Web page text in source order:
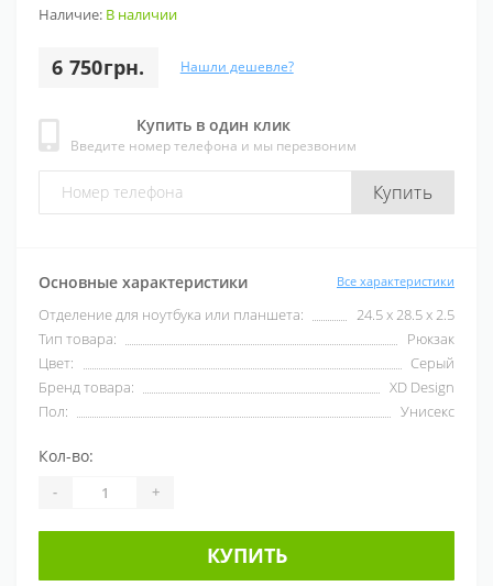
Наличие: В наличии
6 750грн. Нашли дешевле?
Купить в один клик
Введите номер телефона и мы перезвоним
Купить
Основные характеристики Все характеристики
Отделение для ноутбука или планшета:
24.5 x 28.5 x 2.5
Тип товара:
Рюкзак
Цвет:
Серый
Бренд товара:
XD Design
Пол:
Унисекс
Кол-во:
- +
КУПИТЬ